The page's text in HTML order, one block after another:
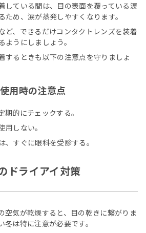
している間は、目の表面を覆っている涙
ため、涙が蒸発しやすくなります。
ど、できるだけコンタクトレンズを装着
ようにしましょう。
するときも以下の注意点を守りましょ
用時の注意点
期的にチェックする。
用しない。
、すぐに眼科を受診する。
ドライアイ対策
空気が乾燥すると、目の乾きに繋がりま
は特に注意が必要です。